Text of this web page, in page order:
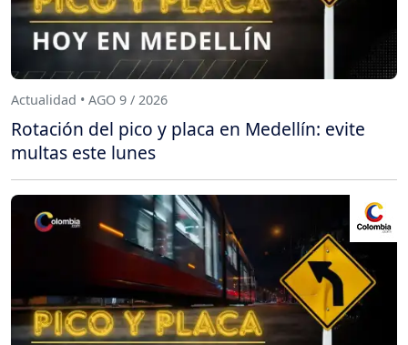
Actualidad • AGO 9 / 2026
Rotación del pico y placa en Medellín: evite
multas este lunes